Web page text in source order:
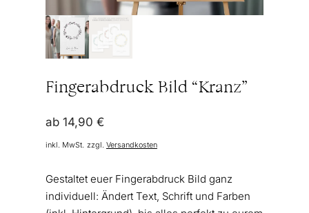
Fingerabdruck Bild “Kranz”
ab 14,90 €
inkl. MwSt. zzgl. Versandkosten
Gestaltet euer Fingerabdruck Bild ganz
individuell: Ändert Text, Schrift und Farben